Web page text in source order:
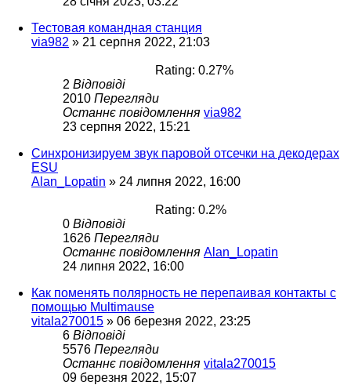
Тестовая командная станция
via982 » 21 серпня 2022, 21:03
Rating: 0.27%
2 Відповіді
2010 Перегляди
Останнє повідомлення via982
23 серпня 2022, 15:21
Синхронизируем звук паровой отсечки на декодерах
ESU
Alan_Lopatin » 24 липня 2022, 16:00
Rating: 0.2%
0 Відповіді
1626 Перегляди
Останнє повідомлення Alan_Lopatin
24 липня 2022, 16:00
Как поменять полярность не перепаивая контакты с
помощью Multimause
vitala270015 » 06 березня 2022, 23:25
6 Відповіді
5576 Перегляди
Останнє повідомлення vitala270015
09 березня 2022, 15:07